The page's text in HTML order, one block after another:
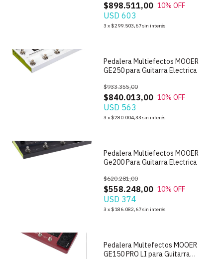
$898.511,00 10% OFF
USD 603
3 x $299.503,67sin interés
Pedalera Multiefectos MOOER
GE250 para Guitarra Electrica
$840.013,00
$933.355,00
10% OFF
USD 563
3 x $280.004,33 sin interés
Pedalera Multiefectos MOOER
Ge200 Para Guitarra Electrica
$558.248,00
$620.281,00
10% OFF
USD 374
3 x $186.082,67sin interés
Pedalera Multefectos MOOER
GE150 PRO LI para Guitarra